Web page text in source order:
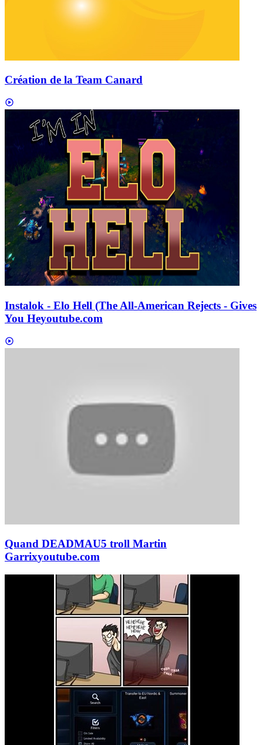
Création de la Team Canard
Instalok - Elo Hell (The All-American Rejects - Gives
You Heyoutube.com
Quand DEADMAU5 troll Martin
Garrixyoutube.com